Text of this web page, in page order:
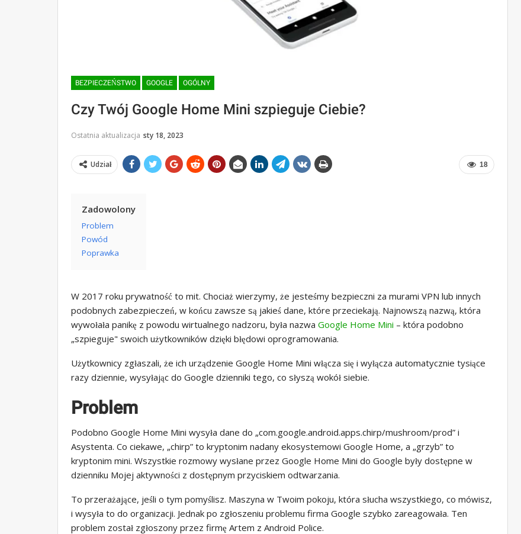
BEZPIECZEŃSTWO GOOGLE OGÓLNY
Czy Twój Google Home Mini szpieguje Ciebie?
Ostatnia aktualizacja sty 18, 2023
18
Udział
Zadowolony
Problem
Powód
Poprawka
W 2017 roku prywatność to mit. Chociaż wierzymy, że jesteśmy bezpieczni za murami VPN lub innych
podobnych zabezpieczeń, w końcu zawsze są jakieś dane, które przeciekają. Najnowszą nazwą, która
wywołała panikę z powodu wirtualnego nadzoru, była nazwa Google Home Mini – która podobno
„szpieguje" swoich użytkowników dzięki błędowi oprogramowania.
Użytkownicy zgłaszali, że ich urządzenie Google Home Mini włącza się i wyłącza automatycznie tysiące
razy dziennie, wysyłając do Google dzienniki tego, co słyszą wokół siebie.
Problem
Podobno Google Home Mini wysyła dane do „com.google.android.apps.chirp/mushroom/prod” i
Asystenta. Co ciekawe, „chirp” to kryptonim nadany ekosystemowi Google Home, a „grzyb” to
kryptonim mini. Wszystkie rozmowy wysłane przez Google Home Mini do Google były dostępne w
dzienniku Mojej aktywności z dostępnym przyciskiem odtwarzania.
To przerażające, jeśli o tym pomyślisz. Maszyna w Twoim pokoju, która słucha wszystkiego, co mówisz,
i wysyła to do organizacji. Jednak po zgłoszeniu problemu firma Google szybko zareagowała. Ten
problem został zgłoszony przez firmę Artem z Android Police.